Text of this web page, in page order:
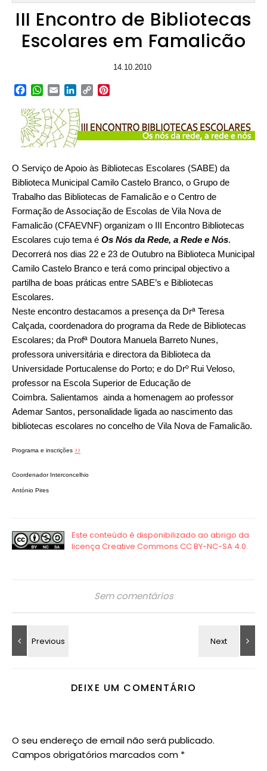
III Encontro de Bibliotecas
Escolares em Famalicão
14.10.2010
Facebook
WhatsApp
EmailLinkedIn
Copy
O Serviço de Apoio às Bibliotecas Escolares (SABE) da
Biblioteca Municipal Camilo Castelo Branco, o Grupo de
Trabalho das Bibliotecas de Famalicão e o Centro de
Formação de Associação de Escolas de Vila Nova de
Famalicão (CFAEVNF) organizam o III Encontro Bibliotecas
Escolares cujo tema é Os Nós da Rede, a Rede e Nós.
Decorrerá nos dias 22 e 23 de Outubro na Biblioteca Municipal
Camilo Castelo Branco e terá como principal objectivo a
partilha de boas práticas entre SABE’s e Bibliotecas
Escolares.
Neste encontro destacamos a presença da Drª Teresa
Calçada, coordenadora do programa da Rede de Bibliotecas
Escolares; da Profª Doutora Manuela Barreto Nunes,
professora universitária e directora da Biblioteca da
Universidade Portucalense do Porto; e do Drº Rui Veloso,
professor na Escola Superior de Educação de
Coimbra. Salientamos ainda a homenagem ao professor
Ademar Santos, personalidade ligada ao nascimento das
bibliotecas escolares no concelho de Vila Nova de Famalicão.
Programa e inscrições >>
Coordenador Interconcelhio
António Pires
Sem comentários
DEIXE UM COMENTÁRIO
O seu endereço de email não será publicado.
Campos obrigatórios marcados com *